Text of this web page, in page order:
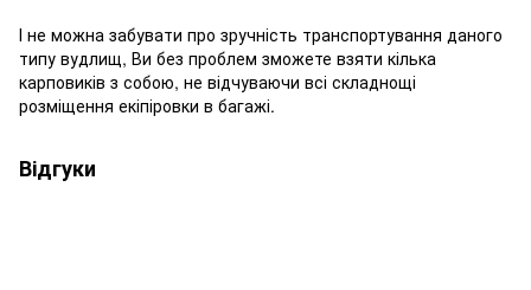
І не можна забувати про зручність транспортування даного
типу вудлищ, Ви без проблем зможете взяти кілька
карповиків з собою, не відчуваючи всі складнощі
розміщення екіпіровки в багажі.
Відгуки